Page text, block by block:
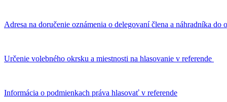
Adresa na doručenie oznámenia o delegovaní člena a náhradníka
Určenie volebného okrsku a miestnosti na hlasovanie v referende
Informácia o podmienkach práva hlasovať v referende